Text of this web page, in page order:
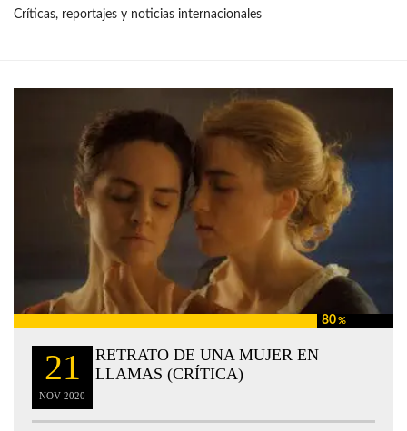
Críticas, reportajes y noticias internacionales
80%
21
NOV 2020
RETRATO DE UNA MUJER EN
LLAMAS (CRÍTICA)